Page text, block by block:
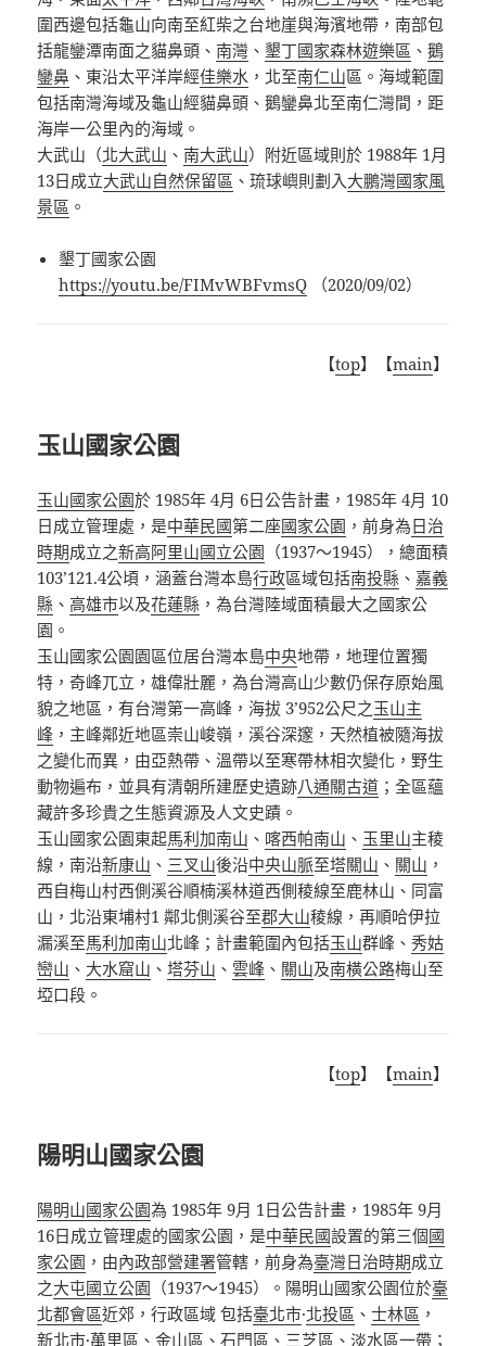
圍西邊包括龜山向南至紅柴之台地崖與海濱地帶，南部包
括龍鑾潭南面之貓鼻頭、 南灣 、 墾丁國家森林遊樂區 、鵝
鑾鼻 、東沿太平洋岸經佳樂水 ，北至南仁山區。海域範圍
包括南灣海域及龜山經貓鼻頭、鵝鑾鼻北至南仁灣間，距
海岸一公里內的海域。
大武山（北大武山 、 南大武山）附近區域則於 1988年 1月
13日成立大武山自然保留區 、琉球嶼則劃入大鵬灣國家風
景區 。
墾丁國家公園
https://youtu.be/FIMvWBFvmsQ
（2020/09/02）
【top】【main】
玉山國家公園
玉山國家公園於 1985年 4月 6日公告計畫，1985年 4月 10
日成立管理處，是中華民國第二座國家公園 ，前身為日治
時期成立之新高阿里山國立公園 （1937～1945），總面積
103’121.4公頃，涵蓋台灣本島行政區域包括南投縣 、 嘉義
縣 、高雄市以及花蓮縣 ，為台灣陸域面積最大之國家公
園。
玉山國家公園園區位居台灣本島中央地帶，地理位置獨
特，奇峰兀立，雄偉壯麗，為台灣高山少數仍保存原始風
貌之地區，有台灣第一高峰，海拔 3’952公尺之玉山主
峰 ，主峰鄰近地區崇山峻嶺，溪谷深邃，天然植被隨海拔
之變化而異，由亞熱帶、溫帶以至寒帶林相次變化，野生
動物遍布，並具有清朝所建歷史遺跡八通關古道 ；全區蘊
藏許多珍貴之生態資源及人文史蹟。
玉山國家公園東起馬利加南山 、 喀西帕南山 、 玉里山主稜
線，南沿新康山 、 三叉山後沿中央山脈至塔關山 、 關山 ，
西自梅山村西側溪谷順楠溪林道西側稜線至鹿林山、同富
山，北沿東埔村1 鄰北側溪谷至郡大山稜線，再順哈伊拉
漏溪至馬利加南山北峰；計畫範圍內包括玉山群峰、秀姑
巒山 、 大水窟山 、塔芬山 、雲峰 、 關山及南橫公路梅山至
埡口段 。
【top】【main】
陽明山國家公園
陽明山國家公園為 1985年 9月 1日公告計畫，1985年 9月
16日成立管理處的國家公園，是中華民國設置的第三個國
家公園 ，由內政部營建署管轄，前身為臺灣日治時期成立
之大屯國立公園 （1937～1945）。陽明山國家公園位於臺
北都會區近郊，行政區域 包括臺北市·北投區 、士林區 ，
新北市·萬里區 、金山區 、石門區 、 三芝區 、 淡水區一帶；